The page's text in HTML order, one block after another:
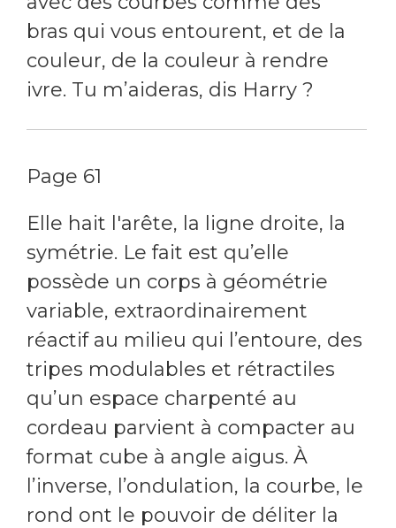
bras qui vous entourent, et de la
couleur, de la couleur à rendre
ivre. Tu m’aideras, dis Harry ?
Page 61
Elle hait l'arête, la ligne droite, la
symétrie. Le fait est qu’elle
possède un corps à géométrie
variable, extraordinairement
réactif au milieu qui l’entoure, des
tripes modulables et rétractiles
qu’un espace charpenté au
cordeau parvient à compacter au
format cube à angle aigus. À
l’inverse, l’ondulation, la courbe, le
rond ont le pouvoir de déliter la